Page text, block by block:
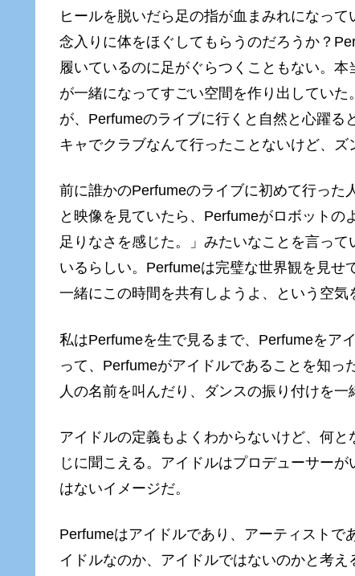
ヒールを脱いだら足の指が血まみれになっ
念入りに体をほぐしてもらうのだろうか？
履いているのに足がぐらつくこともない。
が一緒になってすごい空間を作り出してい
が、Perfumeのライブに行くと自然と心躍る
キャでクラブなんて行ったことないけど、ズ
前に誰かのPerfumeのライブに初めて行った
と映像を見ていたら、Perfumeがロボット
足りなさを感じた。」みたいなことを言っ
いるらしい。Perfumeは完璧な世界観を見せ
一緒にこの時間を共有しようよ、という空気
私はPerfumeを生で見るまで、Perfumeをア
って、Perfumeがアイドルであることを知っ
人の名前を叫んだり、ダンスの振り付けを一
アイドルの定義もよくわからないけど、何
じに聞こえる。アイドルはプロデューサー
はないイメージだ。
Perfumeはアイドルであり、アーティストで
イドルなのか、アイドルではないのかと考